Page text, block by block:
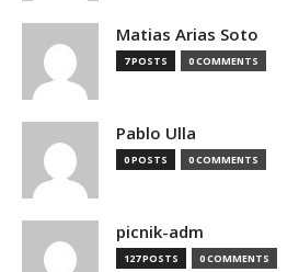
Matias Arias Soto
7 POSTS 0 COMMENTS
Pablo Ulla
0 POSTS 0 COMMENTS
picnik-adm
127 POSTS 0 COMMENTS